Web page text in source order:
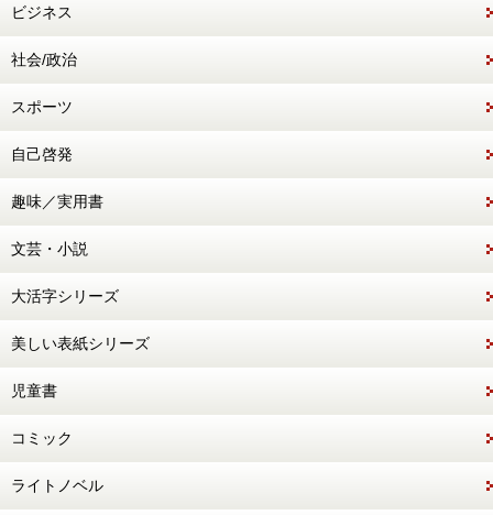
ビジネス
社会/政治
スポーツ
自己啓発
趣味／実用書
文芸・小説
大活字シリーズ
美しい表紙シリーズ
児童書
コミック
ライトノベル